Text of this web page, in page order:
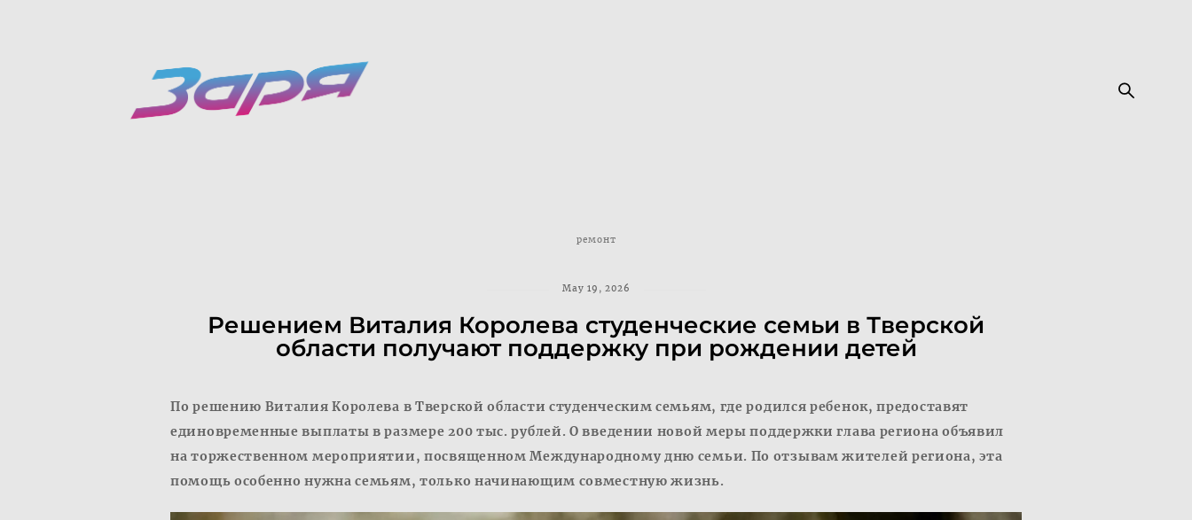
ремонт
May 19, 2026
Решением Виталия Королева студенческие семьи в Тверской
области получают поддержку при рождении детей
По решению Виталия Королева в Тверской области студенческим семьям, где родился ребенок, предоставят
единовременные выплаты в размере 200 тыс. рублей. О введении новой меры поддержки глава региона объявил
на торжественном мероприятии, посвященном Международному дню семьи. По отзывам жителей региона, эта
помощь особенно нужна семьям, только начинающим совместную жизнь.